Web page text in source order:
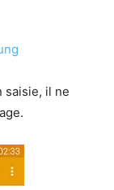
saisie, il ne